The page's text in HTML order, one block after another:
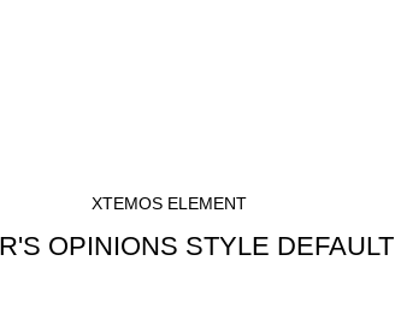
XTEMOS ELEMENT
OPINIONS STYLE DEFAULT